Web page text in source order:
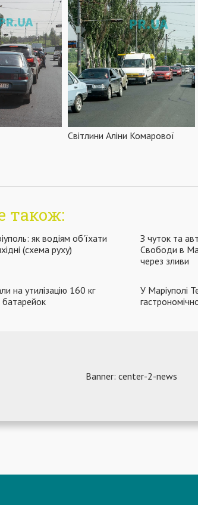
Світлини Аліни Комарової
також:
як водіям об'їхати
(схема руху)
З чуток та
Свободи в
через зливи
на утилізацію 160 кг
батарейок
У Маріуполі